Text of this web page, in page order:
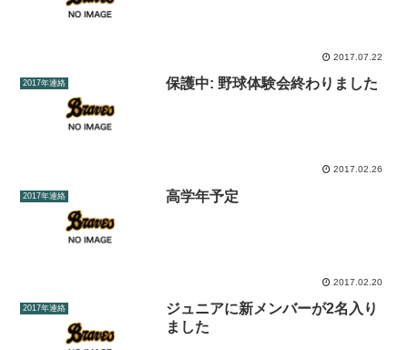
2017.07.22
2017年連絡 保護中: 野球体験会終わりました
2017.02.26
2017年連絡 高学年予定
2017.02.20
2017年連絡
ジュニアに新メンバーが2名入り
ました